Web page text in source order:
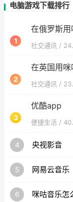
电脑游戏下载排行
1
社交通讯 /
2
社交通讯 /
3
优酷app
便捷生活 /
4 央视影音
5 网易云音乐
6 咪咕音乐怎